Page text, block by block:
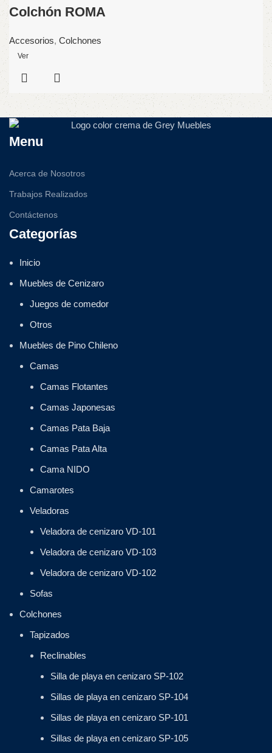
Colchón ROMA
Accesorios, Colchones
Ver
Menu
Acerca de Nosotros
Trabajos Realizados
Contáctenos
Categorías
Inicio
Muebles de Cenizaro
Juegos de comedor
Otros
Muebles de Pino Chileno
Camas
Camas Flotantes
Camas Japonesas
Camas Pata Baja
Camas Pata Alta
Cama NIDO
Camarotes
Veladoras
Veladora de cenizaro VD-101
Veladora de cenizaro VD-103
Veladora de cenizaro VD-102
Sofas
Colchones
Tapizados
Reclinables
Silla de playa en cenizaro SP-102
Sillas de playa en cenizaro SP-104
Sillas de playa en cenizaro SP-101
Sillas de playa en cenizaro SP-105